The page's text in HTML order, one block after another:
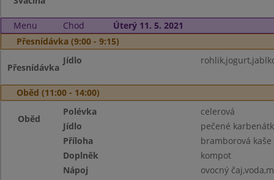
Menu Chod
Úterý 11. 5. 2021
Přesnídávka (9:00 - 9:15)
Přesnídávka
Jídlo
Oběd (11:00 - 14:00)
Oběd
Polévka
celerová
Jídlo
pečené
Příloha
bramborová kaše
Doplněk
kompot
Nápoj
ovocný